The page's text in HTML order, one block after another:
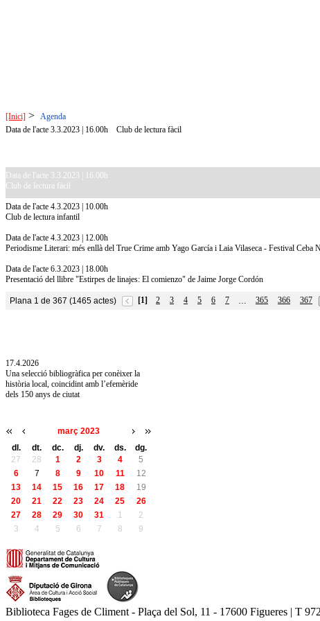
[Inici] > Agenda
Data de l'acte 3.3.2023 | 16.00h
Club de lectura fàcil
Data de l'acte 3.3.2023 | 16.00h
Club de lectura fàcil
Data de l'acte 4.3.2023 | 10.00h
Club de lectura infantil
Data de l'acte 4.3.2023 | 12.00h
Periodisme Literari: més enllà del True Crime amb Yago García i Laia Vilaseca - Festival Ceba
Data de l'acte 6.3.2023 | 18.00h
Presentació del llibre "Estirpes de linajes: El comienzo" de Jaime Jorge Cordón
Plana 1 de 367 (1465 actes) [1] 2 3 4 5 6 7 … 365 366
367
17.4.2026
Una selecció bibliogràfica per conèixer la
història local, coincidint amb l’efemèride
dels 150 anys de ciutat
març 2023
dl.
dt. dc. dj. dv. ds.
dg.
27
28 1 2 3 4
5
6
7 8 9 10 11
12
13
14 15 16 17 18
19
20
21 22 23 24 25
26
27
28 29 30 31 1
2
3
4 5 6 7 8 9
Biblioteca Fages de Climent - Plaça del Sol, 11 - 17600 Figueres | T